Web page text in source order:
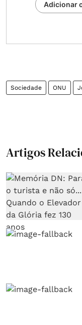
Adicionar
Sociedade ONU
Artigos